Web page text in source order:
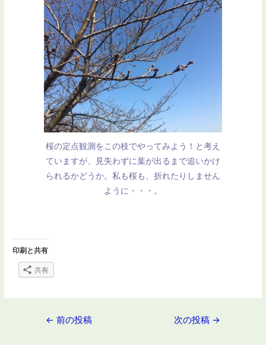
桜の定点観測をこの枝でやってみよう！と考え
ていますが、見失わずに葉が出るまで追いかけ
られるかどうか。私も桜も、折れたりしません
ように・・・。
印刷と共有
共有
← 前の投稿 次の投稿 →